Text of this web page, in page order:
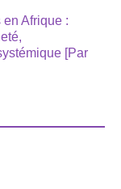
Afrique :
[Par